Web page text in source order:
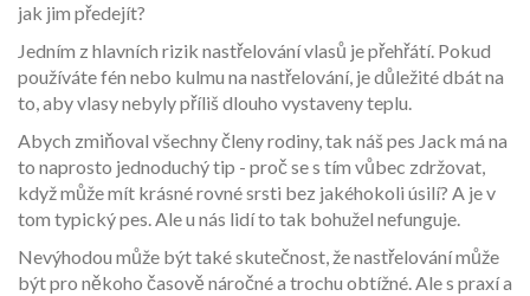
jak jim předejít?
Jedním z hlavních rizik nastřelování vlasů je přehřátí. Pokud
používáte fén nebo kulmu na nastřelování, je důležité dbát na
to, aby vlasy nebyly příliš dlouho vystaveny teplu.
Abych zmiňoval všechny členy rodiny, tak náš pes Jack má na
to naprosto jednoduchý tip - proč se s tím vůbec zdržovat,
když může mít krásné rovné srsti bez jakéhokoli úsilí? A je v
tom typický pes. Ale u nás lidí to tak bohužel nefunguje.
Nevýhodou může být také skutečnost, že nastřelování může
být pro někoho časově náročné a trochu obtížné. Ale s praxí a